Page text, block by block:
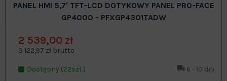
PANEL HMI 5,7' TFT-LCD DOTYKOWY PANEL PRO-FACE
GP4000 - PFXGP4301TADW
2 539,00 zł
3 122,97 zł brutto
Dostępny (22szt.) 6 - 10 dni